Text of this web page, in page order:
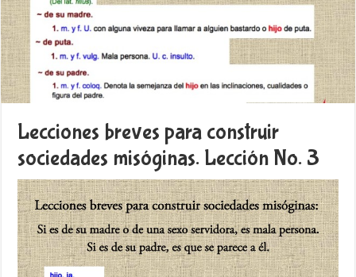
Lecciones breves para construir
sociedades misóginas. Lección No. 3